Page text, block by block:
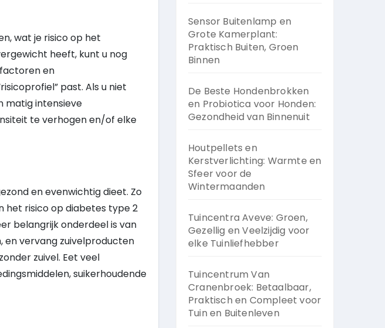
wat je risico op het
heeft, kunt u nog
en
past. Als u niet
matig intensieve
te verhogen en/of elke
en evenwichtig dieet. Zo
het risico op diabetes type 2
belangrijk onderdeel is van
en vervang zuivelproducten
zuivel. Eet veel
suikerhoudende
Sensor Buitenlamp en
Grote Kamerplant:
Praktisch Buiten, Groen
Binnen
De Beste Hondenbrokken
en Probiotica voor Honden:
Gezondheid van Binnenuit
Houtpellets en
Kerstverlichting: Warmte en
Sfeer voor de
Wintermaanden
Tuincentra Aveve: Groen,
Gezellig en Veelzijdig voor
elke Tuinliefhebber
Tuincentrum Van
Cranenbroek: Betaalbaar,
Praktisch en Compleet voor
Tuin en Buitenleven